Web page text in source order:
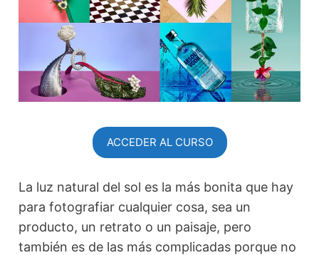
ACCEDER AL CURSO
La luz natural del sol es la más bonita que hay
para fotografiar cualquier cosa, sea un
producto, un retrato o un paisaje, pero
también es de las más complicadas porque no